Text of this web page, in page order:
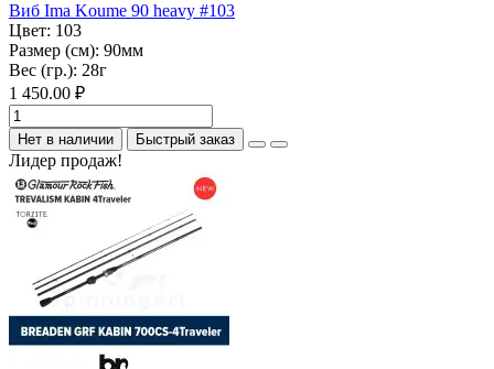
Виб Ima Koume 90 heavy #103
Цвет: 103
Размер (см): 90мм
Вес (гр.): 28г
1 450.00 ₽
Нет в наличии Быстрый заказ
Лидер продаж!